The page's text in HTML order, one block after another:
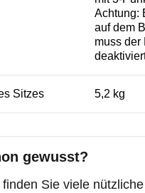
Achtung:
auf dem
muss der
Sitzes 5,2 kg
gewusst?
finden Sie viele